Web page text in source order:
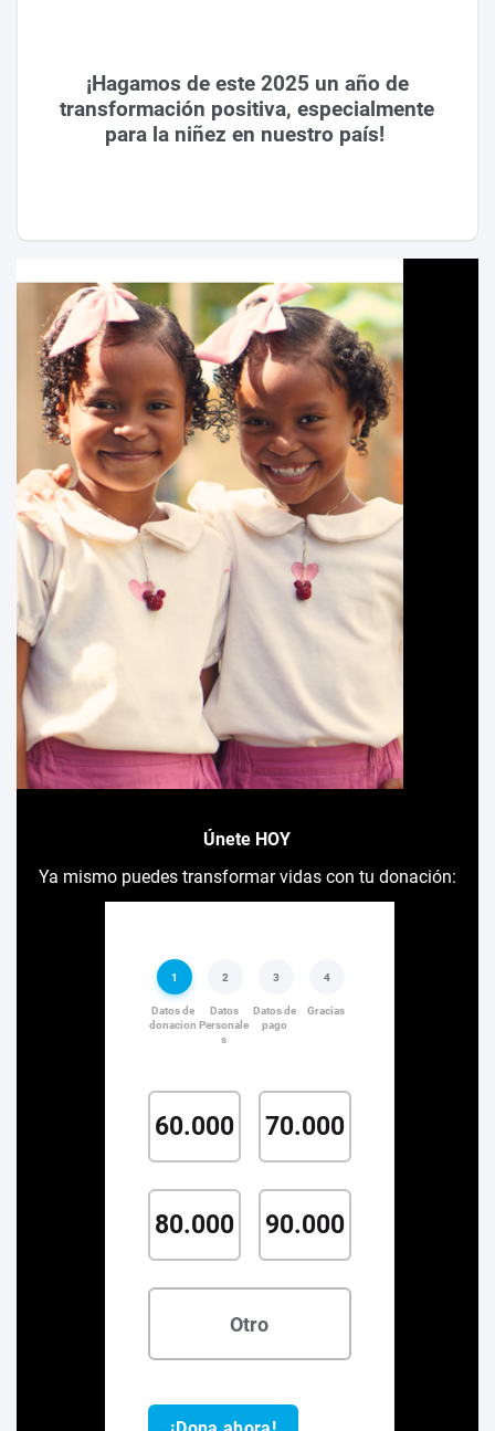
¡Hagamos de este 2025 un año de
transformación positiva, especialmente
para la niñez en nuestro país!
Únete HOY
Ya mismo puedes transformar vidas con tu donación: